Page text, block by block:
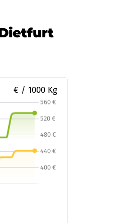
€ / 1000 Kg